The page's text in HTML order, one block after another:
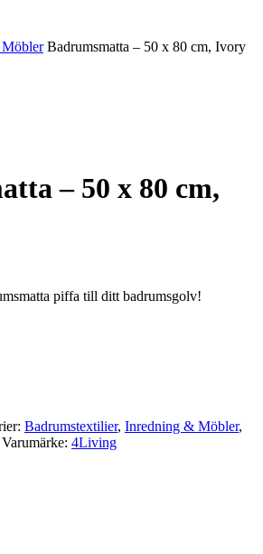
Badrumsmatta – 50 x 80 cm, Ivory
– 50 x 80 cm,
piffa till ditt badrumsgolv!
Badrumstextilier, Inredning & Möbler,
Varumärke: 4Living